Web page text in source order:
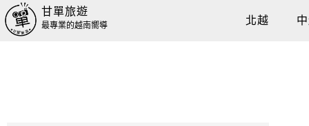
甘單旅遊
最專業的越南嚮導 北越